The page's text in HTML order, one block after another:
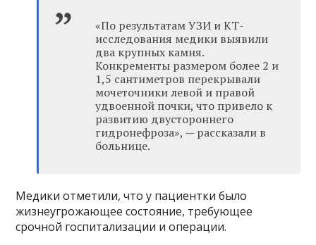
«По результатам УЗИ и КТ-
исследования медики выявили
два крупных камня.
Конкременты размером более 2 и
1,5 сантиметров перекрывали
мочеточники левой и правой
удвоенной почки, что привело к
развитию двустороннего
гидронефроза», — рассказали в
больнице.
Медики отметили, что у пациентки было
жизнеугрожающее состояние, требующее
срочной госпитализации и операции.